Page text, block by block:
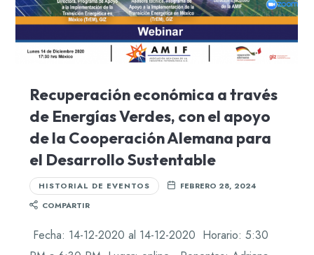
Recuperación económica a través
de Energías Verdes, con el apoyo
de la Cooperación Alemana para
el Desarrollo Sustentable
HISTORIAL DE EVENTOS
FEBRERO 28, 2024
COMPARTIR
Fecha: 14-12-2020 al 14-12-2020 Horario: 5:30